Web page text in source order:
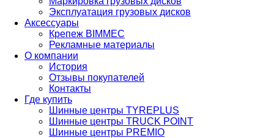
Эксплуатация грузовых дисков
Аксессуары
Крепеж BIMMEC
Рекламные материалы
О компании
История
Отзывы покупателей
Контакты
Где купить
Шинные центры TYREPLUS
Шинные центры TRUCK POINT
Шинные центры PREMIO